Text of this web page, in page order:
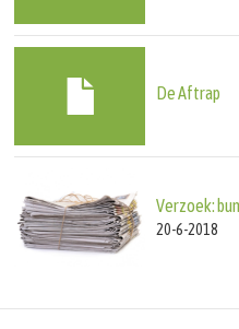
De Aftrap
Verzoek:
20-6-2018